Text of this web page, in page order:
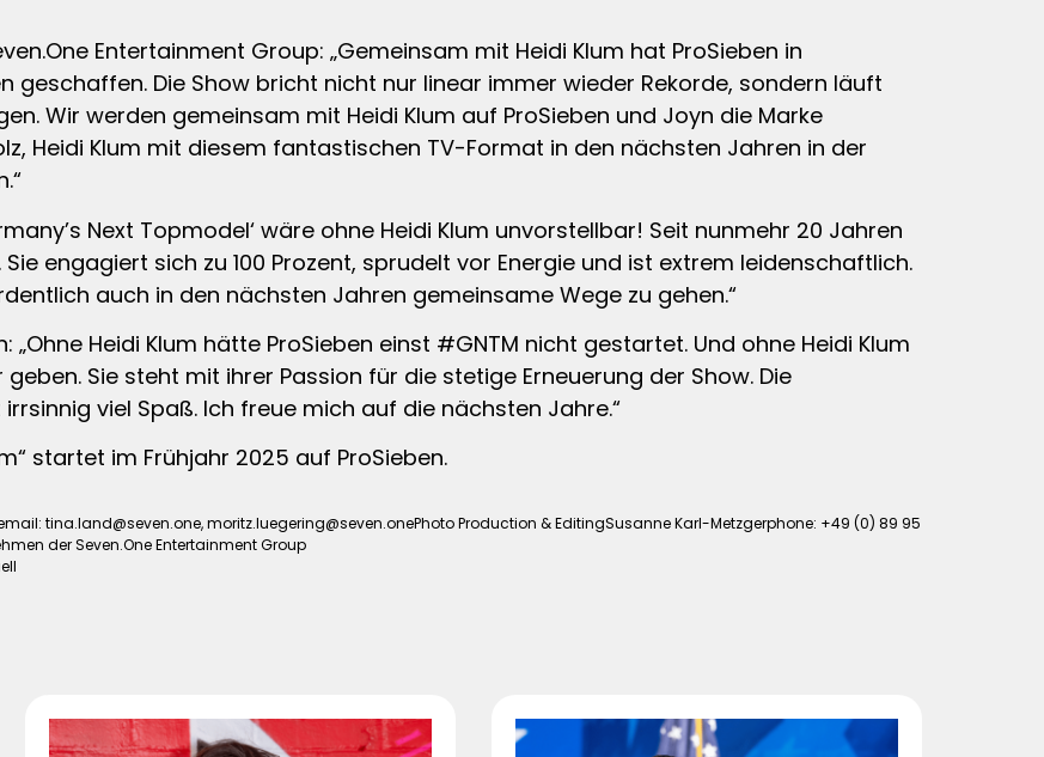
Entertainment Group: „Gemeinsam mit Heidi Klum hat ProSieben in
geschaffen. Die Show bricht nicht nur linear immer wieder Rekorde, sondern läuft
Wir werden gemeinsam mit Heidi Klum auf ProSieben und Joyn die Marke
Heidi Klum mit diesem fantastischen TV-Format in den nächsten Jahren in der
Next Topmodel‘ wäre ohne Heidi Klum unvorstellbar! Seit nunmehr 20 Jahren
engagiert sich zu 100 Prozent, sprudelt vor Energie und ist extrem leidenschaftlich.
auch in den nächsten Jahren gemeinsame Wege zu gehen.“
„Ohne Heidi Klum hätte ProSieben einst #GNTM nicht gestartet. Und ohne Heidi Klum
Sie steht mit ihrer Passion für die stetige Erneuerung der Show. Die
viel Spaß. Ich freue mich auf die nächsten Jahre.“
startet im Frühjahr 2025 auf ProSieben.
tina.land@seven.one,moritz.luegering@seven.onePhotoProduction & EditingSusanne Karl-Metzgerphone: +49 (0) 89 95
der Seven.One Entertainment Group